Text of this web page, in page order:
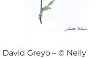
Greyo – © Nelly